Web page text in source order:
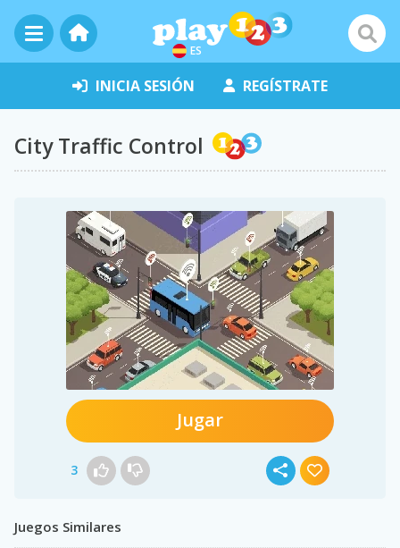
ES
INICIA SESIÓN REGÍSTRATE
City Traffic Control
Jugar
3
Juegos Similares